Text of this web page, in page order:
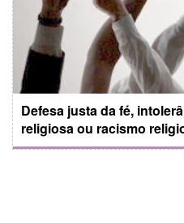
Defesa justa da fé,
religiosa ou racismo